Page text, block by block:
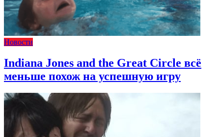
Новости
Indiana Jones and the Great Circle всё
меньше похож на успешную игру